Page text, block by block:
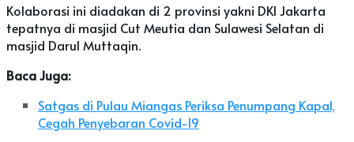
Kolaborasi ini diadakan di 2 provinsi yakni DKI Jakarta
tepatnya di masjid Cut Meutia dan Sulawesi Selatan di
masjid Darul Muttaqin.
Baca Juga:
Satgas di Pulau Miangas Periksa Penumpang Kapal,
Cegah Penyebaran Covid-19